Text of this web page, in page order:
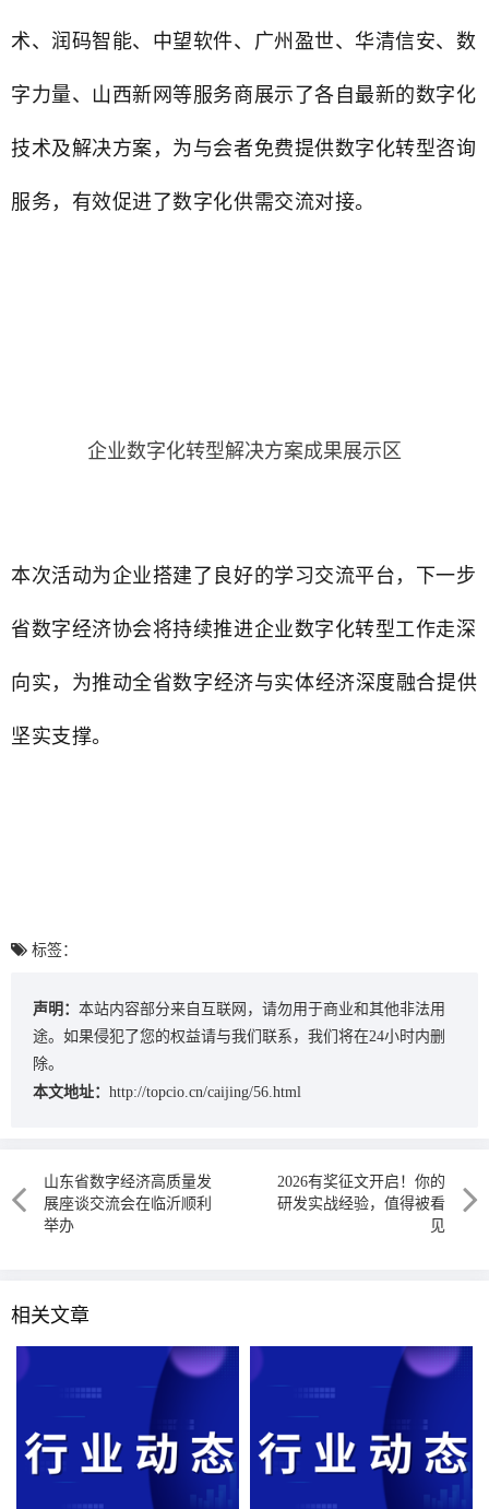
术、润码智能、中望软件、广州盈世、华清信安、数
字力量、山西新网等服务商展示了各自最新的数字化
技术及解决方案，为与会者免费提供数字化转型咨询
服务，有效促进了数字化供需交流对接。
企业数字化转型解决方案成果展示区
本次活动为企业搭建了良好的学习交流平台，下一步
省数字经济协会将持续推进企业数字化转型工作走深
向实，为推动全省数字经济与实体经济深度融合提供
坚实支撑。
标签：
声明： 本站内容部分来自互联网，请勿用于商业和其他非法用
途。如果侵犯了您的权益请与我们联系，我们将在24小时内删
除。
本文地址： http://topcio.cn/caijing/56.html
山东省数字经济高质量发
展座谈交流会在临沂顺利
举办
2026有奖征文开启！你的
研发实战经验，值得被看
见
相关文章